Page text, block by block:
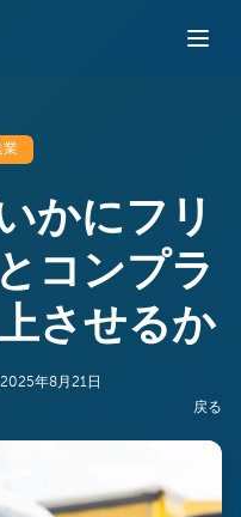
業
かにフリ
コンプラ
させるか
2025年8月21日
戻る